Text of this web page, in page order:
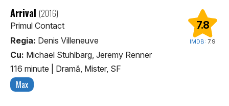
7.8
IMDB: 7.9
Arrival (2016)
Primul Contact
Regia: Denis Villeneuve
Cu: Michael Stuhlbarg, Jeremy Renner
116 minute
Dramă, Mister, SF
Max